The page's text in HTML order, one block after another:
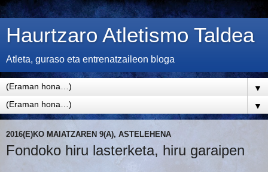
Haurtzaro Atletismo Taldea
Atleta, guraso eta entrenatzaileon bloga
▼
▼
2016(E)KO MAIATZAREN 9(A), ASTELEHENA
Fondoko hiru lasterketa, hiru garaipen